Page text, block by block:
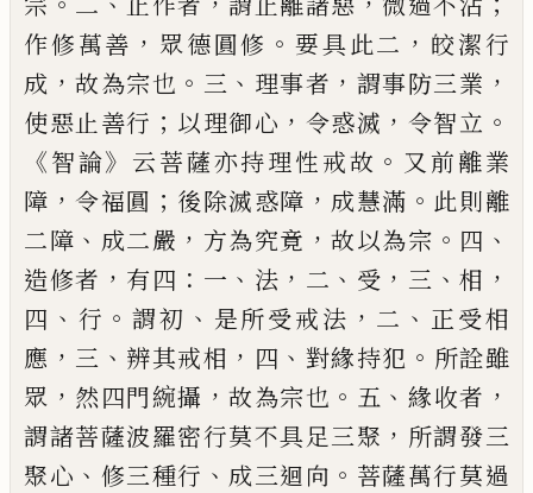
作修萬善 ， 眾德圓修 。 要具此二 ， 皎潔行
成 ，故為宗也 。 三 、 理事者 ， 謂事防三業 ，
使惡止善行 ； 以理御心 ， 令惑滅 ， 令智立 。
《智論》 云菩薩亦持理性戒故 。 又前離業
障 ，令福圓 ； 後除滅惑障 ， 成慧滿 。 此則離
二障 、 成二嚴 ， 方為究竟 ，故以為宗 。 四 、
造修者 ， 有四 ： 一 、 法 ， 二 、 受 ， 三 、相 ，
四 、 行 。謂初 、 是所受戒法 ， 二 、 正受相
應 ， 三 、 辨其戒相 ， 四 、 對緣持犯 。 所詮雖
眾 ， 然四門綩攝 ，故為宗也 。 五 、 緣收者 ，
謂諸菩薩波羅密行莫不具足三聚 ， 所謂發三
聚心 、 修三種行 、 成三迴向 。 菩薩萬行莫過